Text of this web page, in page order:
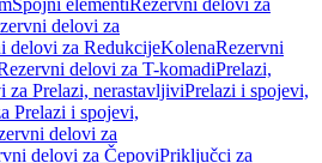
Spojni elementi Rezervni delovi za
delovi za
delovi za RedukcijeKolenaRezervni
delovi za T-komadiPrelazi,
za Prelazi, nerastavljiviPrelazi i spojevi,
Prelazi i spojevi,
delovi za
delovi za ČepoviPriključci za